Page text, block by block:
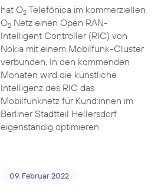
hat O2Telefónica im kommerziellen
O2Netz einen Open RAN-
Intelligent Controller (RIC) von
Nokia mit einem Mobilfunk-Cluster
verbunden. In den kommenden
Monaten wird die künstliche
Intelligenz des RIC das
Mobilfunknetz für Kund:innen im
Berliner Stadtteil Hellersdorf
eigenständig optimieren.
09. Februar 2022